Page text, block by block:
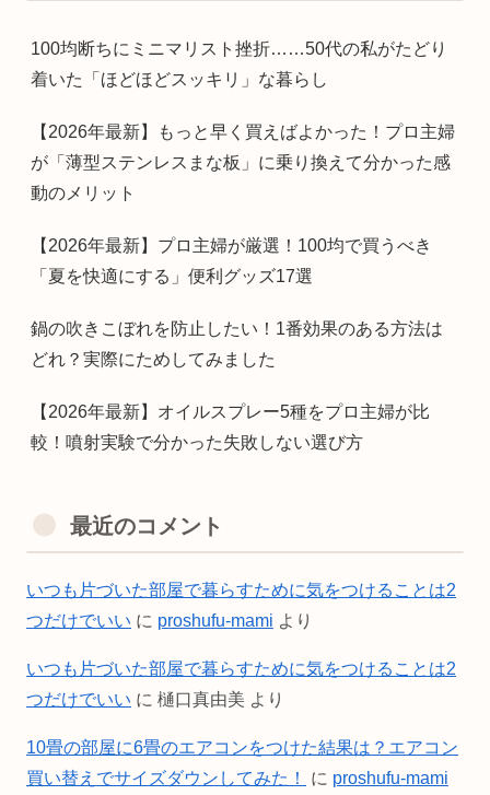
100均断ちにミニマリスト挫折……50代の私がたどり
着いた「ほどほどスッキリ」な暮らし
【2026年最新】もっと早く買えばよかった！プロ主婦
が「薄型ステンレスまな板」に乗り換えて分かった感
動のメリット
【2026年最新】プロ主婦が厳選！100均で買うべき
「夏を快適にする」便利グッズ17選
鍋の吹きこぼれを防止したい！1番効果のある方法は
どれ？実際にためしてみました
【2026年最新】オイルスプレー5種をプロ主婦が比
較！噴射実験で分かった失敗しない選び方
最近のコメント
いつも片づいた部屋で暮らすために気をつけることは2
つだけでいい に proshufu-mami より
いつも片づいた部屋で暮らすために気をつけることは2
つだけでいい に 樋口真由美 より
10畳の部屋に6畳のエアコンをつけた結果は？エアコン
買い替えでサイズダウンしてみた！
に proshufu-mami